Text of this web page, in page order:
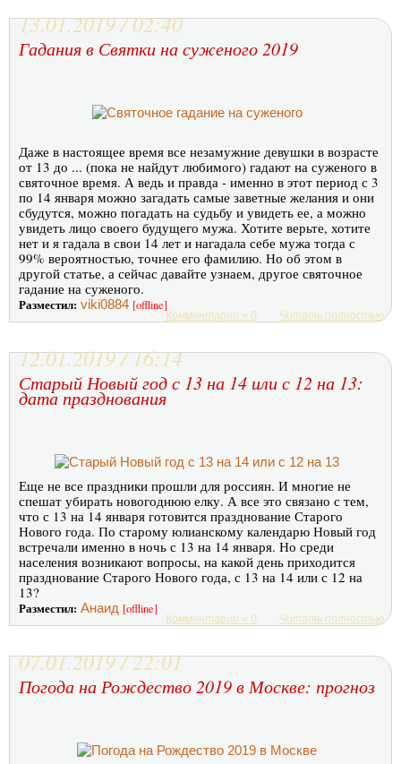
13.01.2019 / 02:40
Гадания в Святки на суженого 2019
Даже в настоящее время все незамужние девушки в возрасте
от 13 до ... (пока не найдут любимого) гадают на суженого в
святочное время. А ведь и правда - именно в этот период с 3
по 14 января можно загадать самые заветные желания и они
сбудутся, можно погадать на судьбу и увидеть ее, а можно
увидеть лицо своего будущего мужа. Хотите верьте, хотите
нет и я гадала в свои 14 лет и нагадала себе мужа тогда с
99% вероятностью, точнее его фамилию. Но об этом в
другой статье, а сейчас давайте узнаем, другое святочное
гадание на суженого.
Разместил: viki0884 [offline]
Комментарии » 0 Читать полностью
12.01.2019 / 16:14
Старый Новый год с 13 на 14 или с 12 на 13:
дата празднования
Еще не все праздники прошли для россиян. И многие не
спешат убирать новогоднюю елку. А все это связано с тем,
что с 13 на 14 января готовится празднование Старого
Нового года. По старому юлианскому календарю Новый год
встречали именно в ночь с 13 на 14 января. Но среди
населения возникают вопросы, на какой день приходится
празднование Старого Нового года, с 13 на 14 или с 12 на
13?
Разместил: Анаид [offline]
Комментарии » 0 Читать полностью
07.01.2019 / 22:01
Погода на Рождество 2019 в Москве: прогноз